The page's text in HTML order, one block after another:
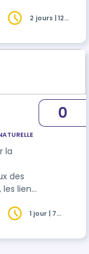
2 jours | 12
la
des
liens
pour
0
1 jour | 7